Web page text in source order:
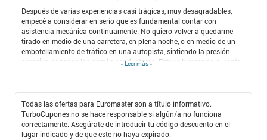
Después de varias experiencias casi trágicas, muy desagradables,
empecé a considerar en serio que es fundamental contar con
asistencia mecánica continuamente. No quiero volver a quedarme
tirado en medio de una carretera, en plena noche, o en medio de un
embotellamiento de tráfico en una autopista, sintiendo la presión
agresiva de todos los demás conductores. Estuve buscando durante
confianza. Me han recomendado muchos y no había podido
decidirme por ninguno hasta que, gracias a TurboCupones, me
encontré con Euromaster, un servicio de asistencia mecánica
realmente eficiente, que llega hasta donde uno esté y lo saca
prácticamente de cualquier problema. Gracias al Cupón Descuento
Euromaster, he podido disfrutar de este servicio y puedo asegurar que
↓ Leer más ↓
Todas las ofertas para Euromaster son a título informativo.
TurboCupones no se hace responsable si algún/a no funciona
correctamente. Asegúrate de introducir tu código descuento en el
lugar indicado y de que este no haya expirado.